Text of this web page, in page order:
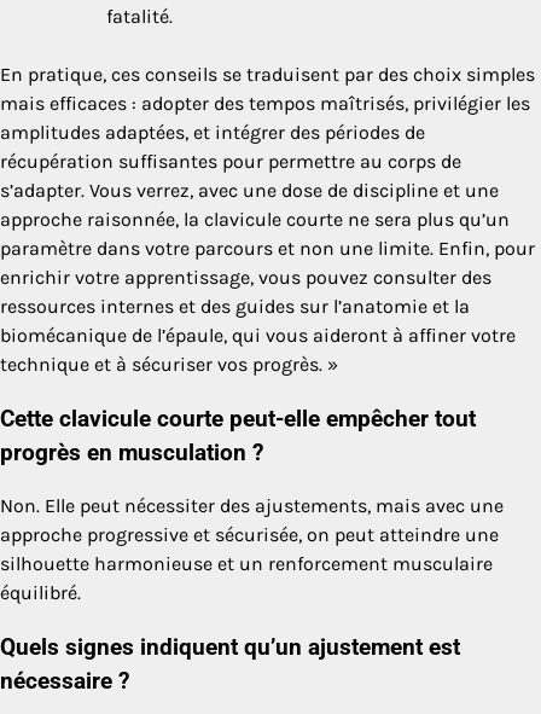
fatalité.
En pratique, ces conseils se traduisent par des choix simples
mais efficaces : adopter des tempos maîtrisés, privilégier les
amplitudes adaptées, et intégrer des périodes de
récupération suffisantes pour permettre au corps de
s’adapter. Vous verrez, avec une dose de discipline et une
approche raisonnée, la clavicule courte ne sera plus qu’un
paramètre dans votre parcours et non une limite. Enfin, pour
enrichir votre apprentissage, vous pouvez consulter des
ressources internes et des guides sur l’anatomie et la
biomécanique de l’épaule, qui vous aideront à affiner votre
technique et à sécuriser vos progrès. »
Cette clavicule courte peut-elle empêcher tout
progrès en musculation ?
Non. Elle peut nécessiter des ajustements, mais avec une
approche progressive et sécurisée, on peut atteindre une
silhouette harmonieuse et un renforcement musculaire
équilibré.
Quels signes indiquent qu’un ajustement est
nécessaire ?